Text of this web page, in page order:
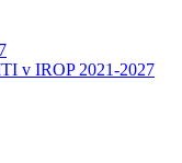
v IROP 2021-2027